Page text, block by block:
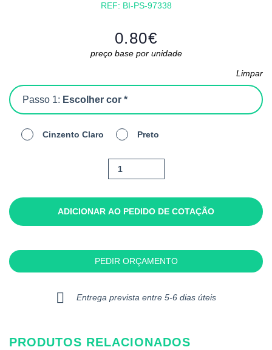
REF: BI-PS-97338
0.80€
preço base por unidade
Passo 1: Escolher cor *
Cinzento Claro Preto
Limpar
Quantidade
de
Euler
ADICIONAR AO PEDIDO DE COTAÇÃO
PEDIR ORÇAMENTO
Entrega prevista entre 5-6 dias úteis
PRODUTOS RELACIONADOS